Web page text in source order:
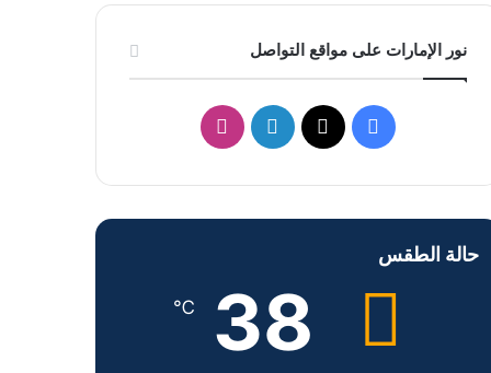
نور الإمارات على مواقع التواصل
س
ك
ن
د
إ
س
حالة الطقس
38
℃